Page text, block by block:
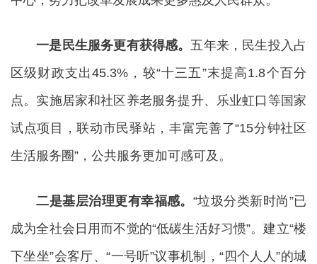
一是民生服务更有获得感。五年来，民生投入占
区级财政支出45.3%，较“十三五”末提高1.8个百分
点。实施居家和社区养老服务提升、乐业虹口等国家
试点项目，联动市民驿站，丰富完善了“15分钟社区
生活服务圈”，公共服务更加可感可及。
二是基层治理更有幸福感。 “垃圾分类新时尚”已
成为全社会日用而不觉的“低碳生活好习惯”。建立“楼
下坐坐”会客厅、“一号听”议事机制，“四个人人”的城